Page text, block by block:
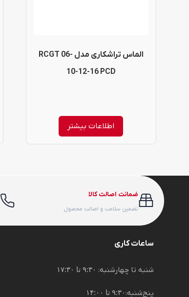
الماس تراشکاری مدل RCGT 06-
10-12-16 PCD
اطلاعات بیشتر
ضمانت اصالت کالا
تضمین سلامت و اصالت محصول
ساعات کاری
شنبه تا چهارشنبه: ۹:۳۰ تا ۱۷:۳۰
پنج‌شنبه: ۹:۳۰ تا ۱۴:۰۰